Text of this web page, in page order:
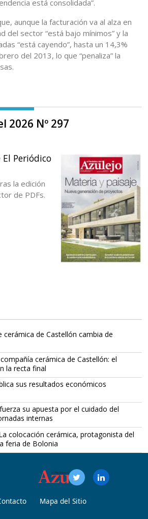
está consolidada”.
aunque la facturación va al alza en
del sector “está bajo mínimos” y la
“está cayendo”, hasta un 14,3%
del 2013, lo que “penaliza” la
2026 Nº 297
El Periódico
la edición
de PDFs.
cerámica de Castellón cambia de
cerámica de Castellón: el
la recta final
sus resultados económicos
su apuesta por el cuidado del
internas
colocación cerámica, protagonista del
feria de Bolonia
Mapa del Sitio